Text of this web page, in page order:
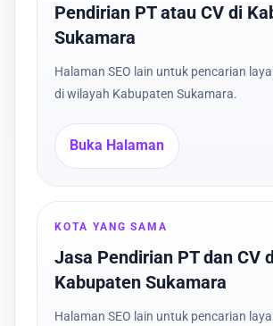
Pendirian PT atau CV di
Sukamara
Halaman SEO lain untuk pencarian
di wilayah Kabupaten Sukamara.
Buka Halaman
KOTA YANG SAMA
Jasa Pendirian PT dan CV
Kabupaten Sukamara
Halaman SEO lain untuk pencarian